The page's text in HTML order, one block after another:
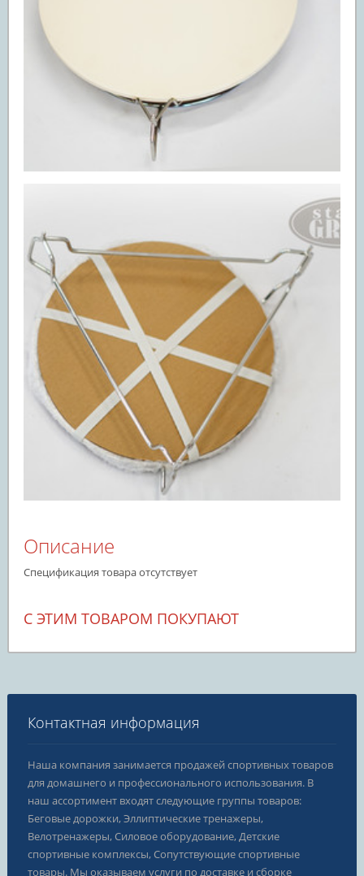
Описание
Спецификация товара отсутствует
С ЭТИМ ТОВАРОМ ПОКУПАЮТ
Контактная информация
Наша компания занимается продажей спортивных товаров
для домашнего и профессионального использования. В
наш ассортимент входят следующие группы товаров:
Беговые дорожки, Эллиптические тренажеры,
Велотренажеры, Силовое оборудование, Детские
спортивные комплексы, Сопутствующие спортивные
товары. Мы оказываем услуги по доставке и сборке